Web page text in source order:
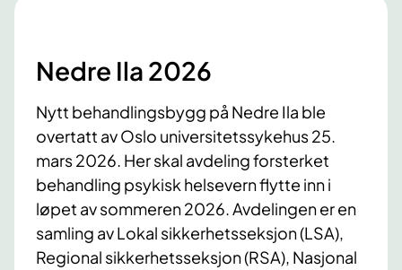
Nedre Ila 2026
Nytt behandlingsbygg på Nedre Ila ble
overtatt av Oslo universitetssykehus 25.
mars 2026. Her skal avdeling forsterket
behandling psykisk helsevern flytte inn i
løpet av sommeren 2026. Avdelingen er en
samling av Lokal sikkerhetsseksjon (LSA),
Regional sikkerhetsseksjon (RSA), Nasjonal